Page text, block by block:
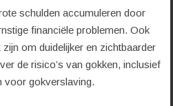
schulden accumuleren door
financiële problemen. Ook
om duidelijker en zichtbaarder
de risico’s van gokken, inclusief
voor gokverslaving.